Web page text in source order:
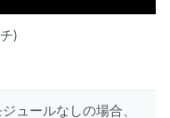
)
ュールなしの場合、